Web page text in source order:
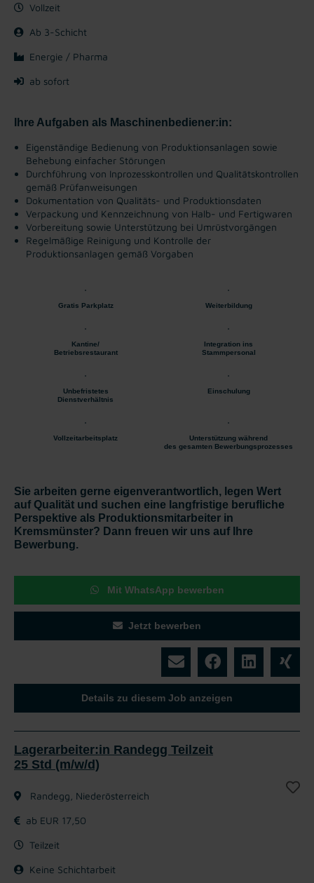
Vollzeit
Ab 3-Schicht
Energie / Pharma
ab sofort
Ihre Aufgaben als Maschinenbediener:in:
Eigenständige Bedienung von Produktionsanlagen sowie
Behebung einfacher Störungen
Durchführung von Inprozesskontrollen und Qualitätskontrollen
gemäß Prüfanweisungen
Dokumentation von Qualitäts- und Produktionsdaten
Verpackung und Kennzeichnung von Halb- und Fertigwaren
Vorbereitung sowie Unterstützung bei Umrüstvorgängen
Regelmäßige Reinigung und Kontrolle der
Produktionsanlagen gemäß Vorgaben
Gratis Parkplatz Weiterbildung
Kantine/
Betriebsrestaurant
Integration ins
Stammpersonal
Unbefristetes
Dienstverhältnis
Einschulung
Vollzeitarbeitsplatz
Unterstützung während
des gesamten Bewerbungsprozesses
Sie arbeiten gerne eigenverantwortlich, legen Wert
auf Qualität und suchen eine langfristige berufliche
Perspektive als Produktionsmitarbeiter in
Kremsmünster? Dann freuen wir uns auf Ihre
Bewerbung.
Mit WhatsApp bewerben
Jetzt bewerben
Details zu diesem Job anzeigen
Lagerarbeiter:in Randegg Teilzeit
25 Std (m/w/d)
Randegg, Niederösterreich
ab EUR 17,50
Teilzeit
Keine Schichtarbeit